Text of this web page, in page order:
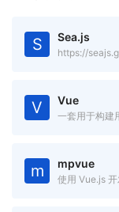
S Sea.js
V Vue
m mpvue